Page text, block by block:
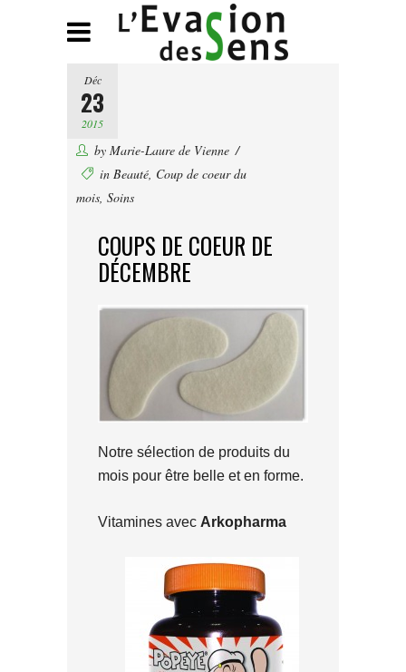
Déc
23
2015
by Marie-Laure de Vienne
in Beauté, Coup de coeur du
mois, Soins
COUPS DE COEUR DE
DÉCEMBRE
Notre sélection de produits du
mois pour être belle et en forme.
Vitamines avec Arkopharma